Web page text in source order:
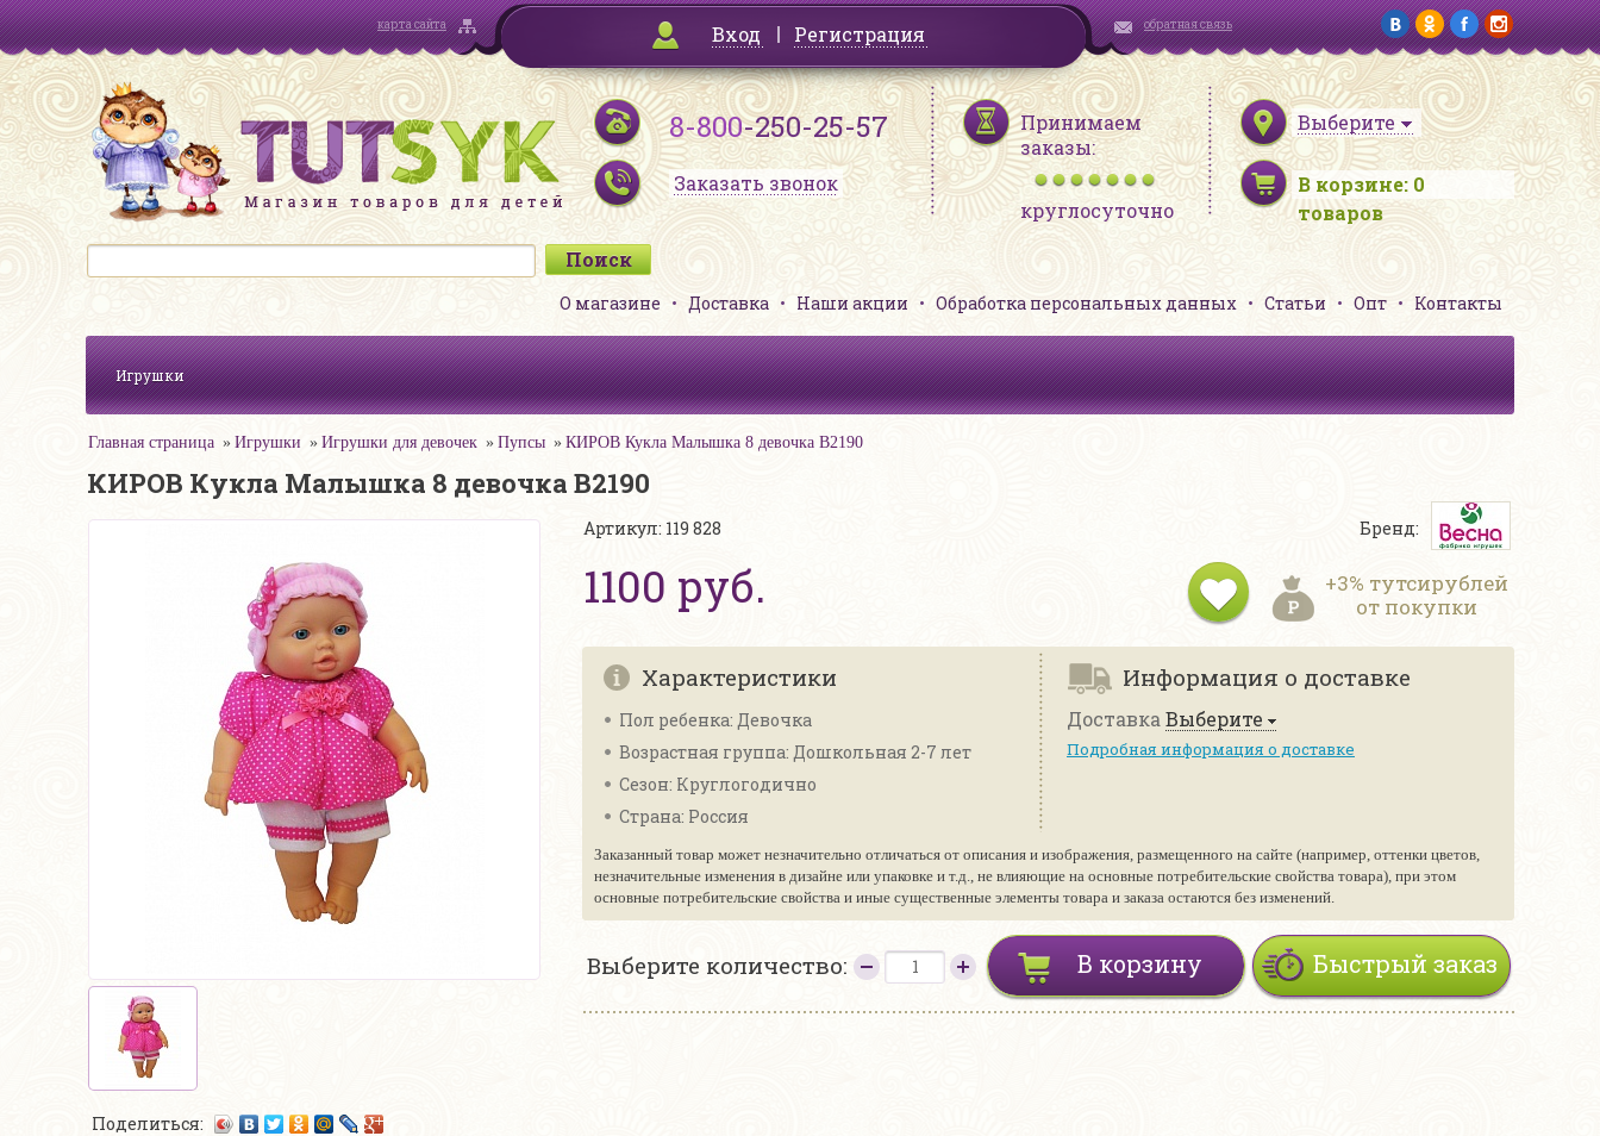
карта сайта Вход Регистрация обратная связь
8-800-250-25-57
Заказать звонок
Принимаем
заказы:
круглосуточно
Выберите
В корзине: 0
товаров
О магазине Доставка Наши акции Обработка персональных данных Статьи Опт Контакты
Игрушки
Главная страница Игрушки Игрушки для девочек Пупсы КИРОВ Кукла Малышка 8 девочка В2190
КИРОВ Кукла Малышка 8 девочка В2190
Поделиться:
Артикул: 119 828
1100 руб.
Бренд:
+3% тутсирублей
от покупки
Характеристики
Пол ребенка: Девочка
Возрастная группа: Дошкольная 2-7 лет
Сезон: Круглогодично
Страна: Россия
Информация о доставке
Доставка Выберите
Подробная информация о доставке
Заказанный товар может незначительно отличаться от описания и изображения, размещенного на сайте (например, оттенки цветов,
незначительные изменения в дизайне или упаковке и т.д., не влияющие на основные потребительские свойства товара), при этом
основные потребительские свойства и иные существенные элементы товара и заказа остаются без изменений.
Выберите количество: Быстрый заказ
В корзину